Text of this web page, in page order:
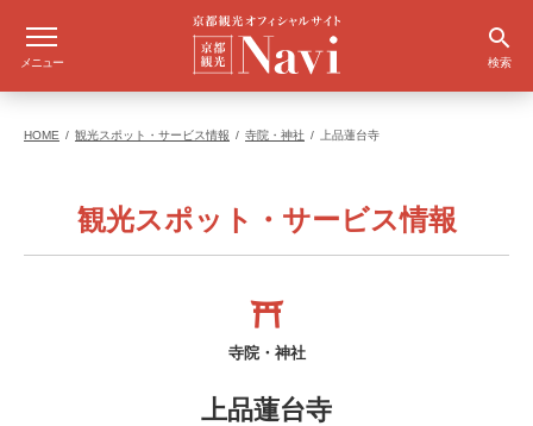
メニュー 検索
HOME 観光スポット・サービス情報 寺院・神社 上品蓮台寺
観光スポット・サービス情報
寺院・神社
上品蓮台寺